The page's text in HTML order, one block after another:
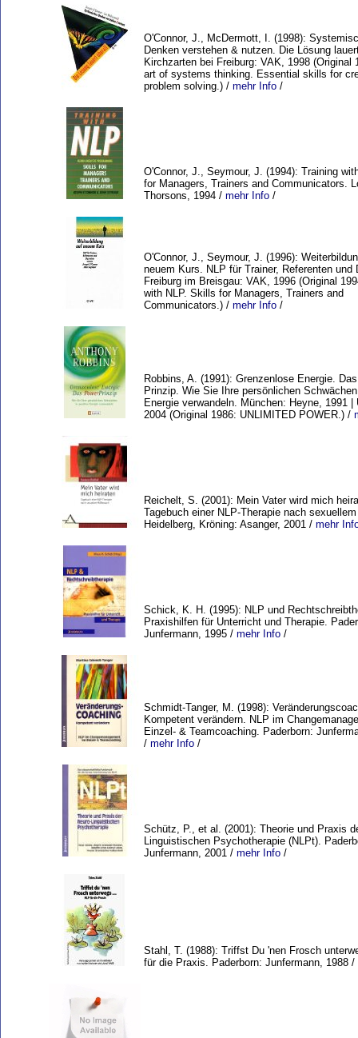
O'Connor, J., McDermott, I. (1998):
Denken verstehen & nutzen. Die Lösung
Kirchzarten bei Freiburg: VAK, 1998 (Original
art of systems thinking. Essential skills for
problem solving.) / mehr Info /
O'Connor, J., Seymour, J. (1994): Training
for Managers, Trainers and Communicators.
Thorsons, 1994 / mehr Info /
O'Connor, J., Seymour, J. (1996):
neuem Kurs. NLP für Trainer, Referenten und
Freiburg im Breisgau: VAK, 1996 (Original
with NLP. Skills for Managers, Trainers and
Communicators.) / mehr Info /
Robbins, A. (1991): Grenzenlose Energie.
Prinzip. Wie Sie Ihre persönlichen
Energie verwandeln. München: Heyne, 1991 |
2004 (Original 1986: UNLIMITED POWER.) /
Reichelt, S. (2001): Mein Vater wird mich
Tagebuch einer NLP-Therapie nach
Heidelberg, Kröning: Asanger, 2001 / mehr
Schick, K. H. (1995): NLP und
Praxishilfen für Unterricht und Therapie.
Junfermann, 1995 / mehr Info /
Schmidt-Tanger, M. (1998):
Kompetent verändern. NLP im
Einzel- & Teamcoaching. Paderborn:
/ mehr Info /
Schütz, P., et al. (2001): Theorie und Praxis
Linguistischen Psychotherapie (NLPt).
Junfermann, 2001 / mehr Info /
Stahl, T. (1988): Triffst Du 'nen Frosch
für die Praxis. Paderborn: Junfermann, 1988 /